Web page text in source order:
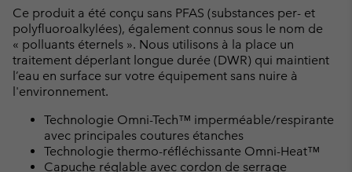
Ce produit a été conçu sans PFAS (substances per- et
polyfluoroalkylées), également connus sous le nom de
« polluants éternels ». Nous utilisons à la place un
traitement déperlant longue durée (DWR) qui maintient
l’eau en surface sur votre équipement sans nuire à
l'environnement.
Technologie Omni-Tech™ imperméable/respirante
avec principales coutures étanches
Technologie thermo-réfléchissante Omni-Heat™
Capuche réglable avec cordon de serrage